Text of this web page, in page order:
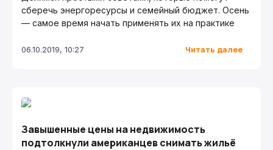
сберечь энергоресурсы и семейный бюджет. Осень
— самое время начать применять их на практике
06.10.2019, 10:27 Читать далее
Завышенные цены на недвижимость
подтолкнули американцев снимать жильё